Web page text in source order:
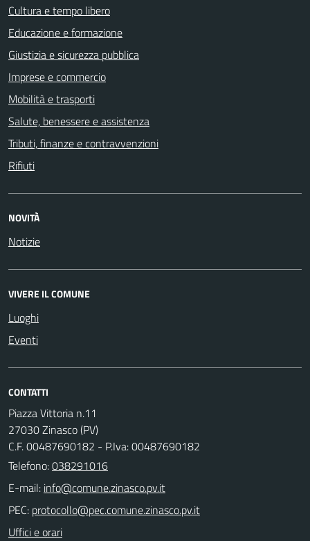
Cultura e tempo libero
Educazione e formazione
Giustizia e sicurezza pubblica
Imprese e commercio
Mobilità e trasporti
Salute, benessere e assistenza
Tributi, finanze e contravvenzioni
Rifiuti
NOVITÀ
Notizie
VIVERE IL COMUNE
Luoghi
Eventi
CONTATTI
Piazza Vittoria n.11
27030 Zinasco (PV)
C.F. 00487690182 - P.Iva: 00487690182
Telefono:038291016
E-mail:
PEC:
Uffici e orari